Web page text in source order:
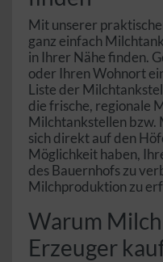
Mit unserer
ganz einfach
in Ihrer Nähe finden.
oder Ihren Wohnort
Liste der
die frische, regionale
Milchtankstellen bzw.
sich direkt auf den
Möglichkeit haben,
des Bauernhofs zu
Milchproduktion zu
Warum
Erzeuger